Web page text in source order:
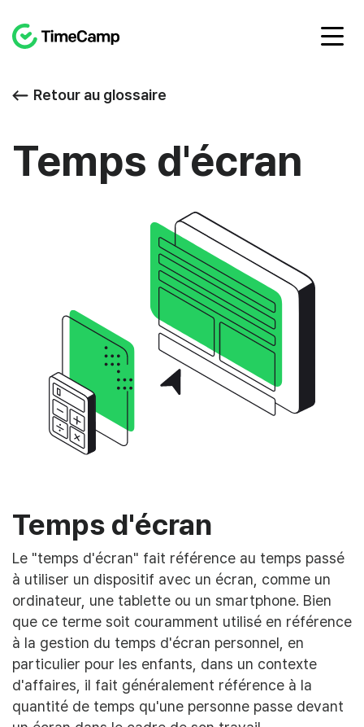
Retour au glossaire
Temps d'écran
Temps d'écran
Le "temps d'écran" fait référence au temps passé
à utiliser un dispositif avec un écran, comme un
ordinateur, une tablette ou un smartphone. Bien
que ce terme soit couramment utilisé en référence
à la gestion du temps d'écran personnel, en
particulier pour les enfants, dans un contexte
d'affaires, il fait généralement référence à la
quantité de temps qu'une personne passe devant